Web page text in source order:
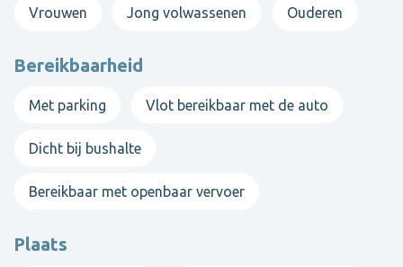
Vrouwen Jong volwassenen Ouderen
Bereikbaarheid
Met parking Vlot bereikbaar met de auto
Dicht bij bushalte
Bereikbaar met openbaar vervoer
Plaats